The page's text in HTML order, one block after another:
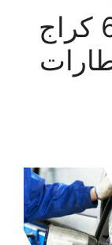
المبارك 69622745 كراج